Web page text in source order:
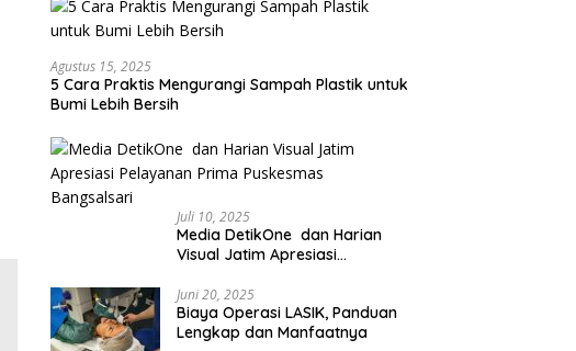
Agustus 15, 2025
5 Cara Praktis Mengurangi Sampah Plastik untuk
Bumi Lebih Bersih
Juli 10, 2025
Media DetikOne dan Harian
Visual Jatim Apresiasi
Bangsalsari
Juni 20, 2025
Biaya Operasi LASIK, Panduan
Lengkap dan Manfaatnya